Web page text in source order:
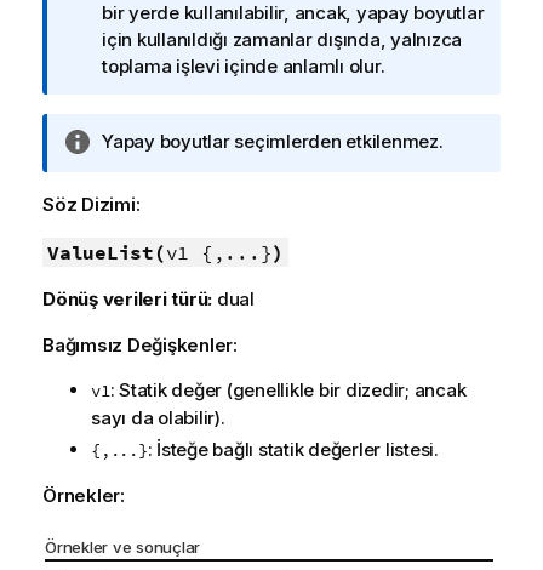
o
t
u
bir yerde kullanılabilir, ancak, yapay boyutlar
için kullanıldığı zamanlar dışında, yalnızca
toplama işlevi içinde anlamlı olur.
B
i
o
u
Yapay boyutlar seçimlerden etkilenmez.
Söz Dizimi:
ValueList(v1 {,...})
Dönüş verileri türü: dual
Bağımsız Değişkenler:
v1: Statik değer (genellikle bir dizedir; ancak
sayı da olabilir).
{,...}: İsteğe bağlı statik değerler listesi.
Örnekler:
Örnekler ve sonuçlar